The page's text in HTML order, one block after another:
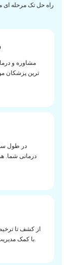
راه حل تک مرحله ای
مشاوره و
ترین پزشکان
درمانی شما.
از کشف تا
با کمک مدیریت پرونده شامل اسناد مختلف دریافت کنید.